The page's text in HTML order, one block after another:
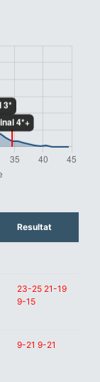
Resultat
23-25 21-19
9-15
9-21 9-21